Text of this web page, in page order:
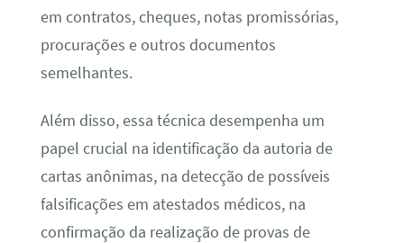
em contratos, cheques, notas promissórias,
procurações e outros documentos
semelhantes.
Além disso, essa técnica desempenha um
papel crucial na identificação da autoria de
cartas anônimas, na detecção de possíveis
falsificações em atestados médicos, na
confirmação da realização de provas de